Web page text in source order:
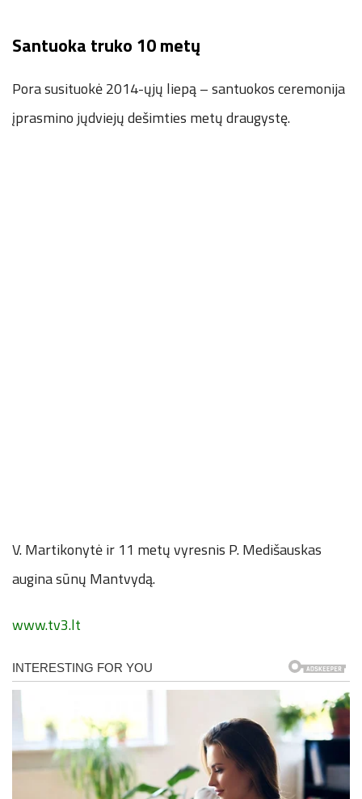
Santuoka truko 10 metų
Pora susituokė 2014-ųjų liepą – santuokos ceremonija
įprasmino jųdviejų dešimties metų draugystę.
V. Martikonytė ir 11 metų vyresnis P. Medišauskas
augina sūnų Mantvydą.
www.tv3.lt